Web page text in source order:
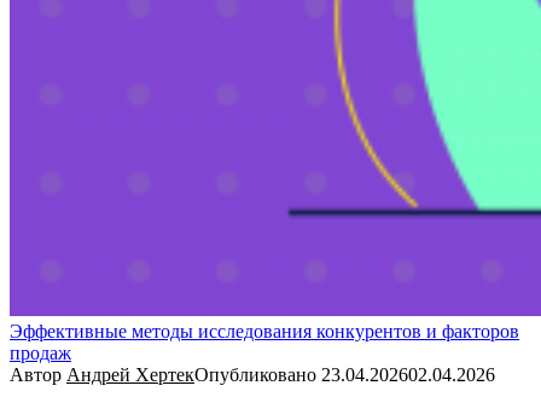
Эффективные методы исследования конкурентов и факторов
продаж
Автор Андрей ХертекОпубликовано 23.04.202602.04.2026